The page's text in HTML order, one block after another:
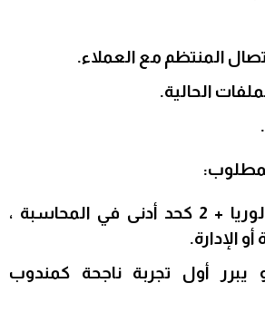
المنتظم مع العملاء.
الحالية.
المحاسبة ،
أو الإدارة.
أول تجربة ناجحة كمندوب